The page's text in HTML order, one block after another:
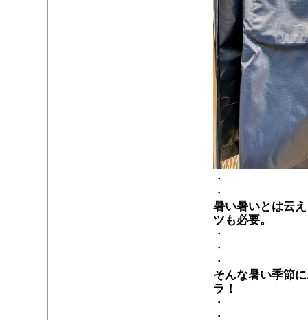
・
・
暑い暑いとは云
ツも必要。
・
・
・
そんな暑い季節
ラ！
・
・